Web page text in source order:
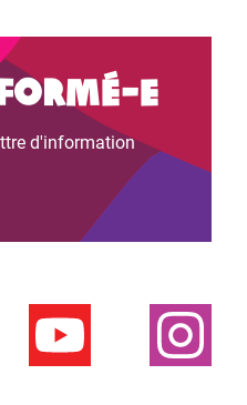
e
d'information